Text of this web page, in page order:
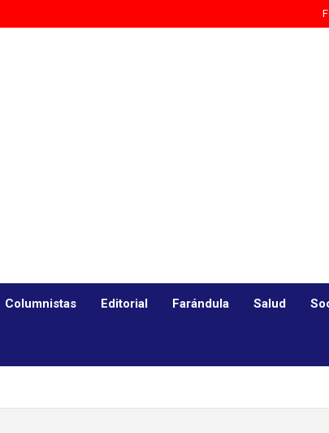
Columnistas Editorial Farándula Salud